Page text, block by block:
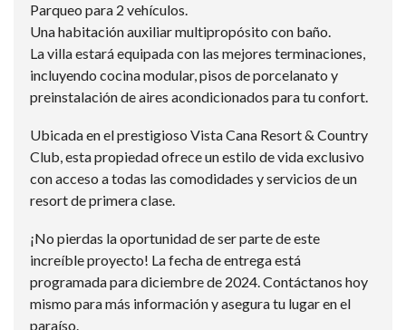
Parqueo para 2 vehículos.
Una habitación auxiliar multipropósito con baño.
La villa estará equipada con las mejores terminaciones,
incluyendo cocina modular, pisos de porcelanato y
preinstalación de aires acondicionados para tu confort.
Ubicada en el prestigioso Vista Cana Resort & Country
Club, esta propiedad ofrece un estilo de vida exclusivo
con acceso a todas las comodidades y servicios de un
resort de primera clase.
¡No pierdas la oportunidad de ser parte de este
increíble proyecto! La fecha de entrega está
programada para diciembre de 2024. Contáctanos hoy
mismo para más información y asegura tu lugar en el
paraíso.